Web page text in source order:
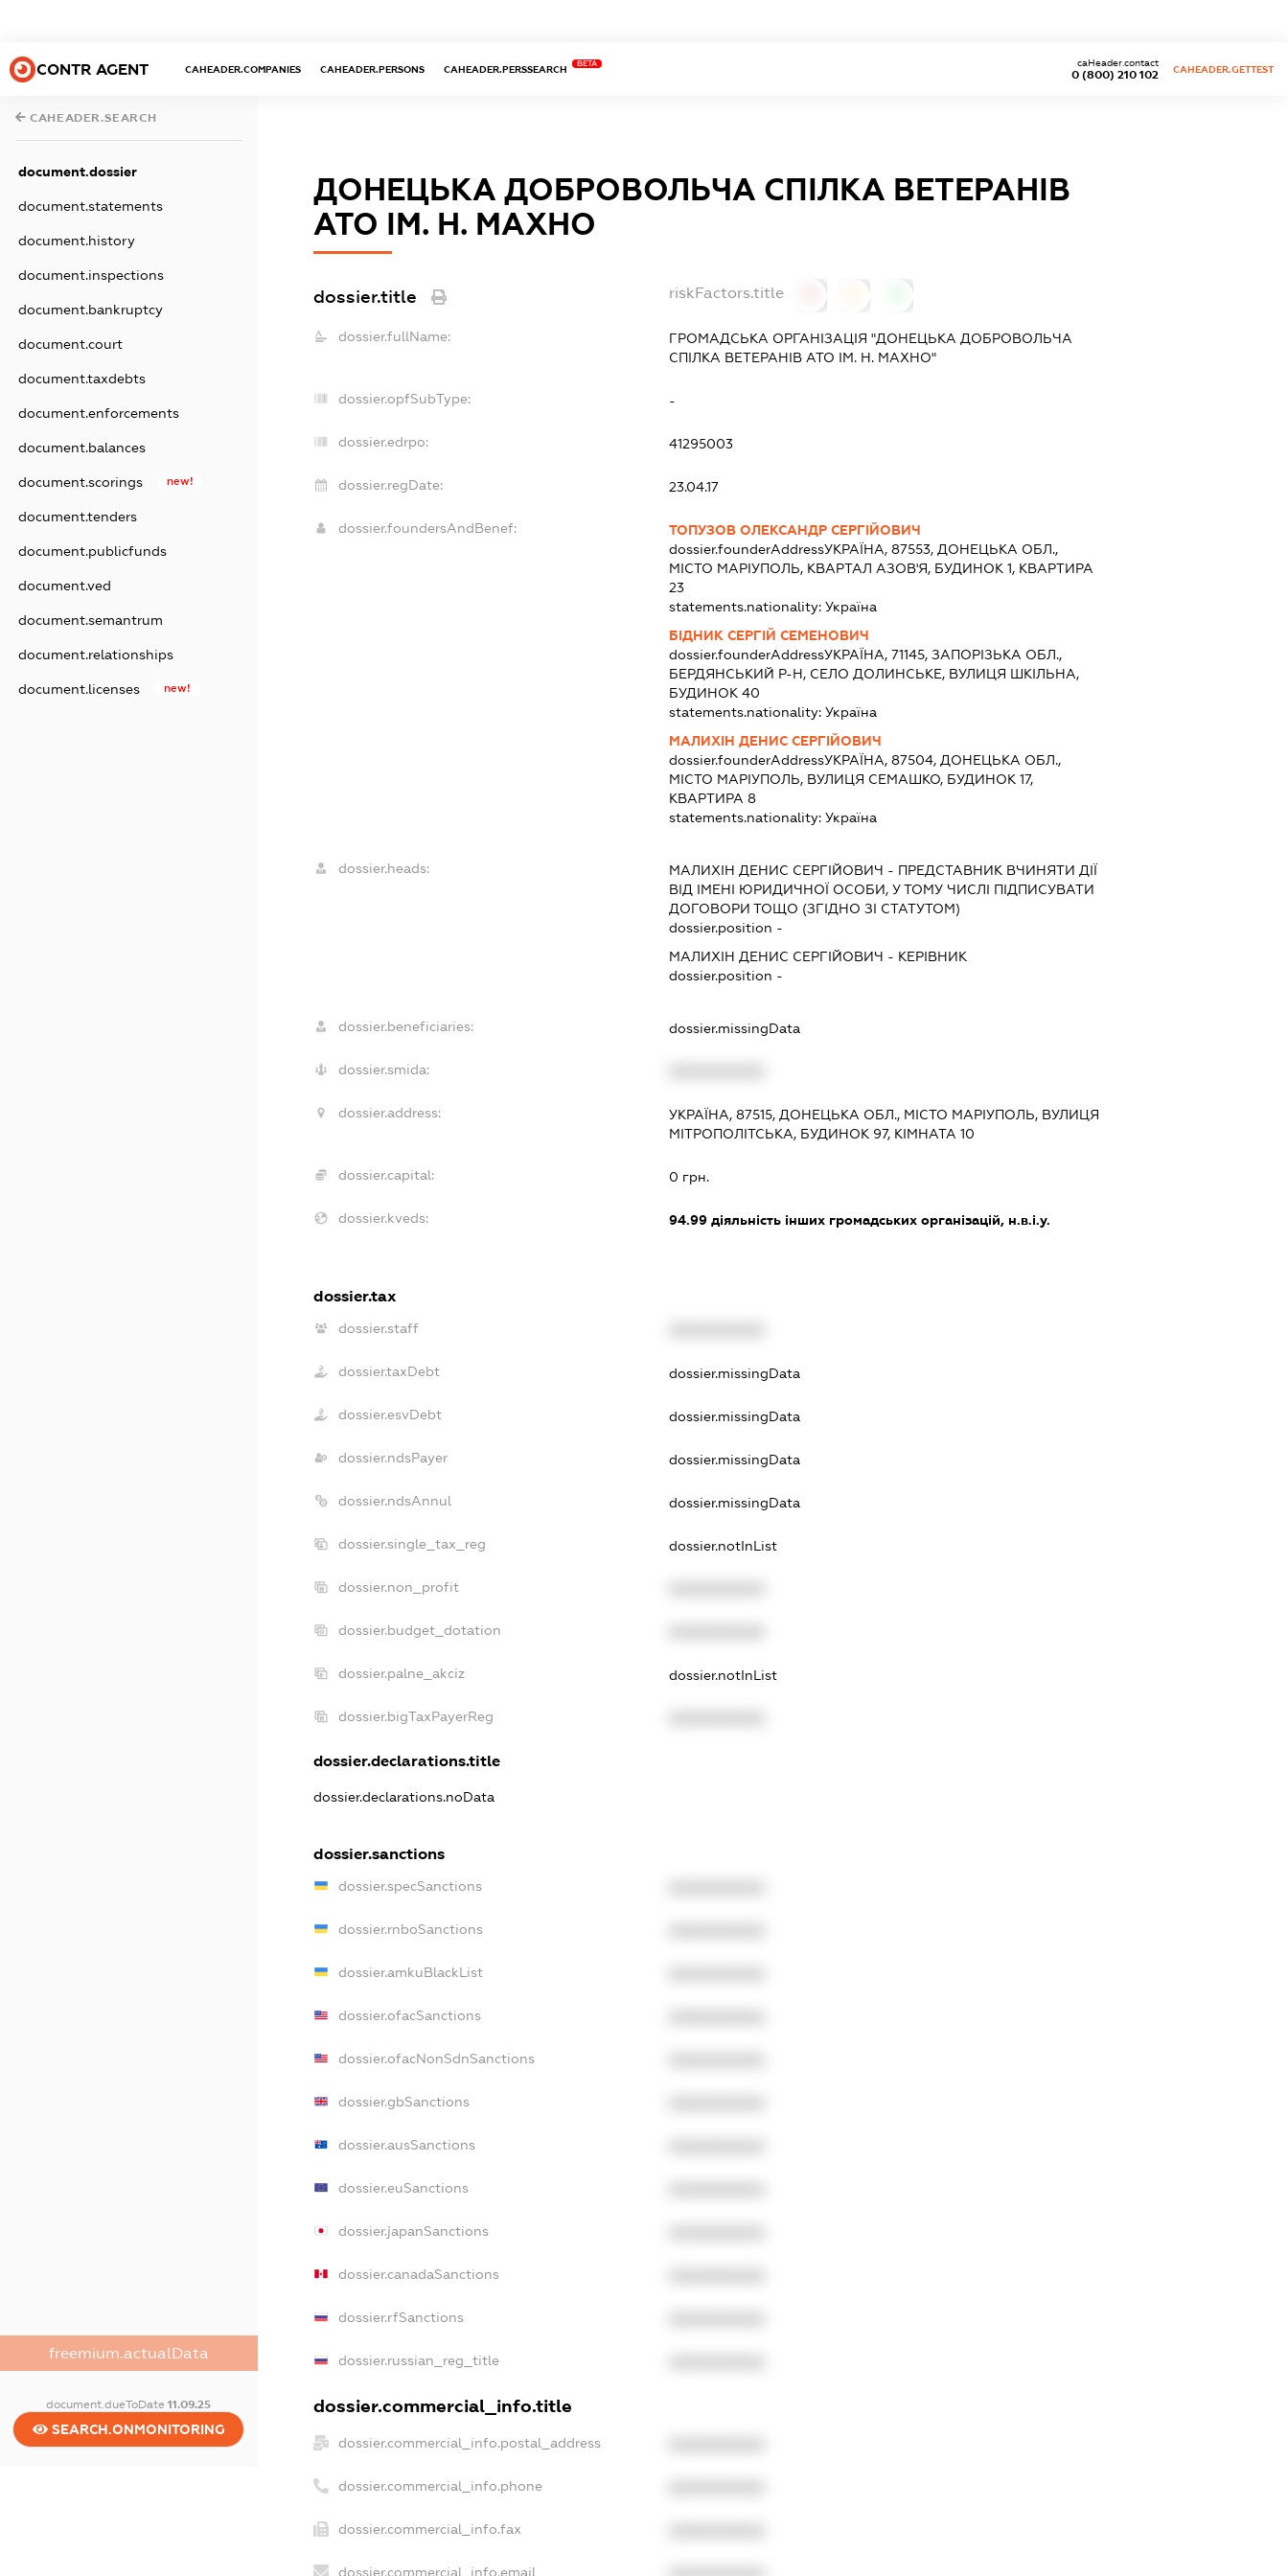
CONTR AGENT CAHEADER.COMPANIES CAHEADER.PERSONS CAHEADER.PERSSEARCH
BETA
0 (800) 210 102
caHeader.contact
CAHEADER.GETTEST
CAHEADER.SEARCH
document.dossier
document.statements
document.history
document.inspections
document.bankruptcy
document.court
document.taxdebts
document.enforcements
document.balances
document.scorings new!
document.tenders
document.publicfunds
document.ved
document.semantrum
document.relationships
document.licenses new!
freemium.actualData
document.dueToDate11.09.25
SEARCH.ONMONITORING
ДОНЕЦЬКА ДОБРОВОЛЬЧА СПІЛКА ВЕТЕРАНІВ
АТО ІМ. Н. МАХНО
dossier.title riskFactors.title
dossier.fullName:
ГРОМАДСЬКА ОРГАНІЗАЦІЯ "ДОНЕЦЬКА ДОБРОВОЛЬЧА
СПІЛКА ВЕТЕРАНІВ АТО ІМ. Н. МАХНО"
dossier.opfSubType: -
dossier.edrpo: 41295003
dossier.regDate: 23.04.17
dossier.foundersAndBenef:
ТОПУЗОВ ОЛЕКСАНДР СЕРГІЙОВИЧ
dossier.founderAddressУКРАЇНА, 87553, ДОНЕЦЬКА ОБЛ.,
МІСТО МАРІУПОЛЬ, КВАРТАЛ АЗОВ'Я, БУДИНОК 1, КВАРТИРА
23
statements.nationality: Україна
БІДНИК СЕРГІЙ СЕМЕНОВИЧ
dossier.founderAddressУКРАЇНА, 71145, ЗАПОРІЗЬКА ОБЛ.,
БЕРДЯНСЬКИЙ Р-Н, СЕЛО ДОЛИНСЬКЕ, ВУЛИЦЯ ШКІЛЬНА,
БУДИНОК 40
statements.nationality: Україна
МАЛИХІН ДЕНИС СЕРГІЙОВИЧ
dossier.founderAddressУКРАЇНА, 87504, ДОНЕЦЬКА ОБЛ.,
МІСТО МАРІУПОЛЬ, ВУЛИЦЯ СЕМАШКО, БУДИНОК 17,
КВАРТИРА 8
statements.nationality: Україна
dossier.heads: МАЛИХІН ДЕНИС СЕРГІЙОВИЧ - ПРЕДСТАВНИК ВЧИНЯТИ ДІЇ
ВІД ІМЕНІ ЮРИДИЧНОЇ ОСОБИ, У ТОМУ ЧИСЛІ ПІДПИСУВАТИ
ДОГОВОРИ ТОЩО (ЗГІДНО ЗІ СТАТУТОМ)
dossier.position -
МАЛИХІН ДЕНИС СЕРГІЙОВИЧ - КЕРІВНИК
dossier.position -
dossier.beneficiaries: dossier.missingData
dossier.smida:
dossier.address:
УКРАЇНА, 87515, ДОНЕЦЬКА ОБЛ., МІСТО МАРІУПОЛЬ, ВУЛИЦЯ
МІТРОПОЛІТСЬКА, БУДИНОК 97, КІМНАТА 10
dossier.capital: 0 грн.
dossier.kveds: 94.99діяльність інших громадських організацій, н.в.і.у.
dossier.tax
dossier.staff
dossier.taxDebt dossier.missingData
dossier.esvDebt dossier.missingData
dossier.ndsPayer dossier.missingData
dossier.ndsAnnul dossier.missingData
dossier.single_tax_reg dossier.notInList
dossier.non_profit
dossier.budget_dotation
dossier.palne_akciz dossier.notInList
dossier.bigTaxPayerReg
dossier.declarations.title
dossier.declarations.noData
dossier.sanctions
dossier.specSanctions
dossier.rnboSanctions
dossier.amkuBlackList
dossier.ofacSanctions
dossier.ofacNonSdnSanctions
dossier.gbSanctions
dossier.ausSanctions
dossier.euSanctions
dossier.japanSanctions
dossier.canadaSanctions
dossier.rfSanctions
dossier.russian_reg_title
dossier.commercial_info.title
dossier.commercial_info.postal_address
dossier.commercial_info.phone
dossier.commercial_info.fax
dossier.commercial_info.email